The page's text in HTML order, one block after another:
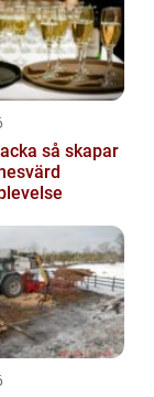
skapar